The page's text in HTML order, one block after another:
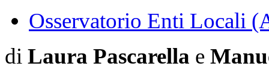
Osservatorio Enti Locali
di Laura Pascarella e